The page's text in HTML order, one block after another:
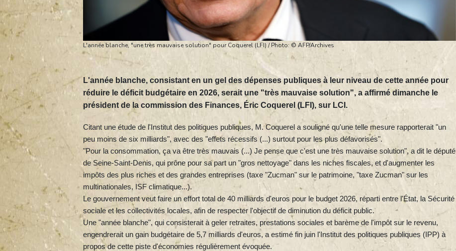
L'année blanche, "une très mauvaise solution" pour Coquerel (LFI) / Photo: © AFP/Archives
L'année blanche, consistant en un gel des dépenses publiques à leur niveau de cette année pour
réduire le déficit budgétaire en 2026, serait une "très mauvaise solution", a affirmé dimanche le
président de la commission des Finances, Éric Coquerel (LFI), sur LCI.
Citant une étude de l'Institut des politiques publiques, M. Coquerel a souligné qu'une telle mesure rapporterait "un
peu moins de six milliards", avec des "effets récessifs (...) surtout pour les plus défavorisés".
"Pour la consommation, ça va être très mauvais (...) Je pense que c'est une très mauvaise solution", a dit le député
de Seine-Saint-Denis, qui prône pour sa part un "gros nettoyage" dans les niches fiscales, et d'augmenter les
impôts des plus riches et des grandes entreprises (taxe "Zucman" sur le patrimoine, "taxe Zucman" sur les
multinationales, ISF climatique...).
Le gouvernement veut faire un effort total de 40 milliards d'euros pour le budget 2026, réparti entre l'État, la Sécurité
sociale et les collectivités locales, afin de respecter l'objectif de diminution du déficit public.
Une "année blanche", qui consisterait à geler retraites, prestations sociales et barème de l'impôt sur le revenu,
engendrerait un gain budgétaire de 5,7 milliards d'euros, a estimé fin juin l'Institut des politiques publiques (IPP) à
propos de cette piste d'économies régulièrement évoquée.